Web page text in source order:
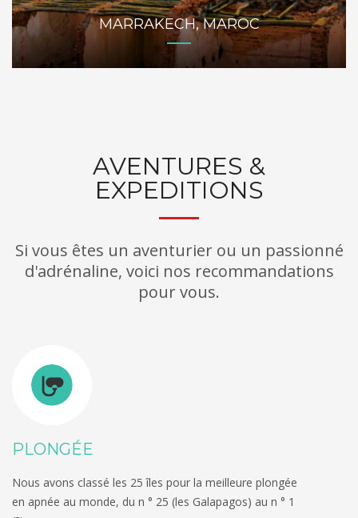
MARRAKECH, MAROC
AVENTURES &
EXPEDITIONS
Si vous êtes un aventurier ou un passionné
d'adrénaline, voici nos recommandations
pour vous.
PLONGÉE
Nous avons classé les 25 îles pour la meilleure plongée
en apnée au monde, du n ° 25 (les Galapagos) au n ° 1